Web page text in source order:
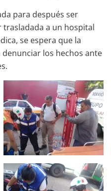
para después ser
trasladada a un hospital
se espera que la
los hechos ante